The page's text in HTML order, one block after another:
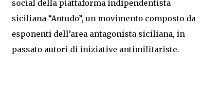
social della piattaforma indipendentista
siciliana “Antudo”, un movimento composto da
esponenti dell’area antagonista siciliana, in
passato autori di iniziative antimilitariste.